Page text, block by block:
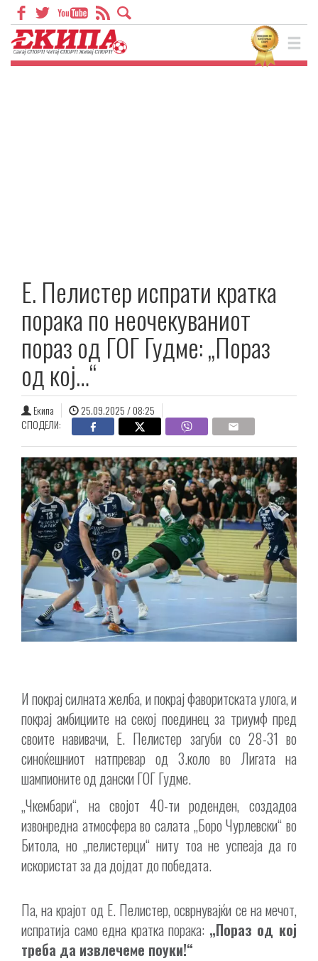
Е. Пелистер испрати кратка
порака по неочекуваниот
пораз од ГОГ Гудме: „Пораз
од кој…“
Екипа
25.09.2025 / 08:25
СПОДЕЛИ:
И покрај силната желба, и покрај фаворитската улога, и
покрај амбициите на секој поединец за триумф пред
своите навивачи, Е. Пелистер загуби со 28-31 во
синоќешниот натпревар од 3.коло во Лигата на
шампионите од дански ГОГ Гудме.
„Чкембари“, на својот 40-ти роденден, создадоа
извонредна атмосфера во салата „Боро Чурлевски“ во
Битола, но „пелистерци“ ниту тоа не успеаја да го
искористат за да дојдат до победата.
Па, на крајот од Е. Пелистер, осврнувајќи се на мечот,
испратија само една кратка порака: „Пораз од кој
треба да извлечеме поуки!“